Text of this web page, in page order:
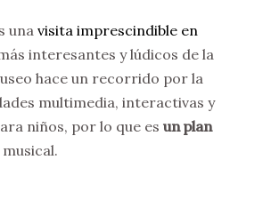
una visita imprescindible en
interesantes y lúdicos de la
hace un recorrido por la
multimedia, interactivas y
niños, por lo que es un plan